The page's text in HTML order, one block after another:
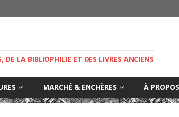
DE LA BIBLIOPHILIE ET DES LIVRES ANCIENS
MARCHÉ & ENCHÈRES À PROPOS